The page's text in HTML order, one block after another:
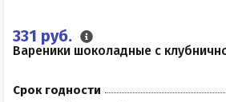
331 руб.
Вареники шоколадные с
Срок годности